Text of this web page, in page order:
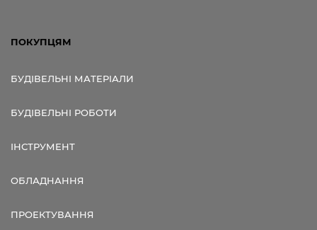
ПОКУПЦЯМ
БУДІВЕЛЬНІ МАТЕРІАЛИ
БУДІВЕЛЬНІ РОБОТИ
ІНСТРУМЕНТ
ОБЛАДНАННЯ
ПРОЕКТУВАННЯ